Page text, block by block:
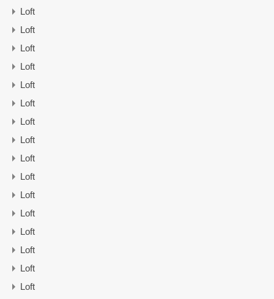
Loft
Loft
Loft
Loft
Loft
Loft
Loft
Loft
Loft
Loft
Loft
Loft
Loft
Loft
Loft
Loft